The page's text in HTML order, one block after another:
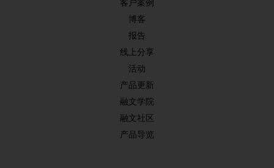
客户案例
博客
报告
线上分享
活动
产品更新
融文学院
融文社区
产品导览